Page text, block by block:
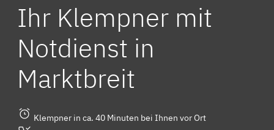
Ihr Klempner mit
Notdienst in
Marktbreit
Klempner in ca. 40 Minuten bei Ihnen vor Ort